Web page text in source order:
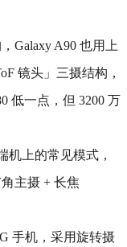
Galaxy A90 也用上
镜头」三摄结构，
低一点，但 3200 万
机上的常见模式，
主摄 + 长焦